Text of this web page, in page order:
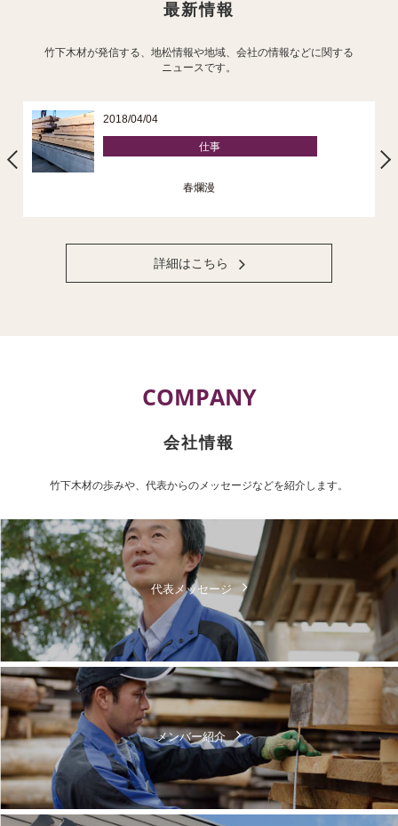
最新情報
竹下木材が発信する、地松情報や地域、会社の情報などに関する
ニュースです。
2018/04/04
仕事
春爛漫
詳細はこちら
COMPANY
会社情報
竹下木材の歩みや、代表からのメッセージなどを紹介します。
代表メッセージ
メンバー紹介